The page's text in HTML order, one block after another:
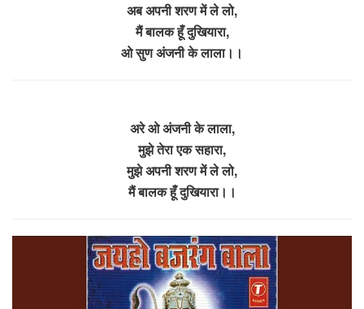
अब अपनी शरण में ले लो,
मैं बालक हूँ दुखियारा,
ओ सुण अंजनी के लाला।।
अरे ओ अंजनी के लाला,
मुझे तेरा एक सहारा,
मुझे अपनी शरण में ले लो,
मैं बालक हूँ दुखियारा।।